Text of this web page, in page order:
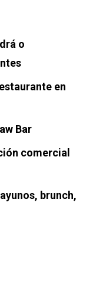
o
en
Bar
comercial
brunch,